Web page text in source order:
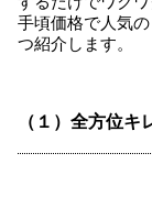
手頃価格で人気
つ紹介します。
（１）全方位キ